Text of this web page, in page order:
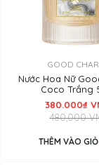
GOOD
Nước Hoa Nữ
Coco Trắng
380.000₫
480,000
THÊM VÀO GIỎ